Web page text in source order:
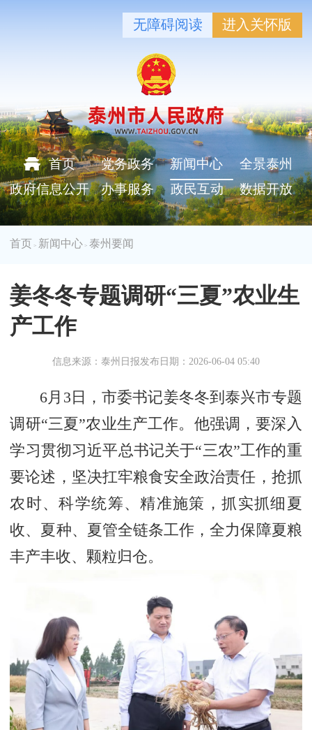
无障碍阅读 进入关怀版
首页 党务政务 新闻中心
全景泰州
政府信息公开
办事服务 政民互动 数据开放
首页 > 新闻中心 >泰州要闻
姜冬冬专题调研“三夏”农业生
产工作
信息来源：泰州日报发布日期：2026-06-04 05:40
6月3日，市委书记姜冬冬到泰兴市专题
调研“三夏”农业生产工作。他强调，要深入
学习贯彻习近平总书记关于“三农”工作的重
要论述，坚决扛牢粮食安全政治责任，抢抓
农时、科学统筹、精准施策，抓实抓细夏
收、夏种、夏管全链条工作，全力保障夏粮
丰产丰收、颗粒归仓。